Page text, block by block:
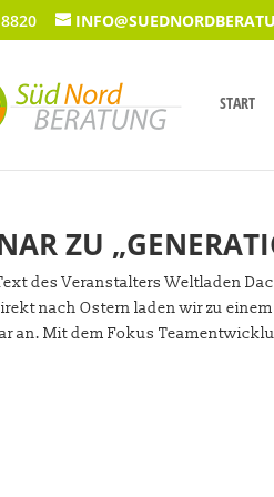
START
ZU
des Veranstalters Weltladen
nach Ostern laden wir zu
an. Mit dem Fokus